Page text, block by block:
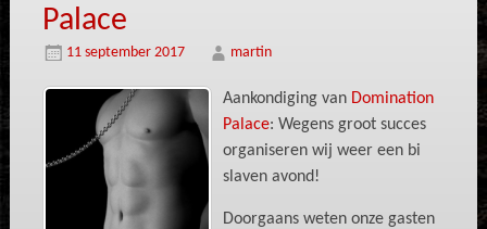
Palace
11 september 2017 martin
Aankondiging van Domination
Palace: Wegens groot succes
organiseren wij weer een bi
slaven avond!
Doorgaans weten onze gasten